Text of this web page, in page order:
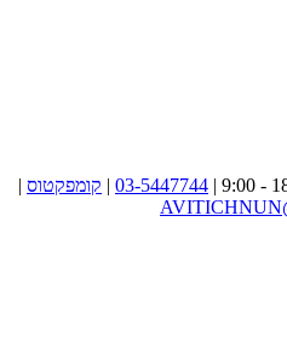
03-5447744
| קומפקטוס |